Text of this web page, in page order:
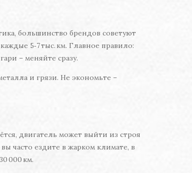
большинство брендов советуют
5‑7 тыс. км. Главное правило:
– меняйте сразу.
и грязи. Не экономьте –
двигатель может выйти из строя
часто ездите в жарком климате, в
000 км.